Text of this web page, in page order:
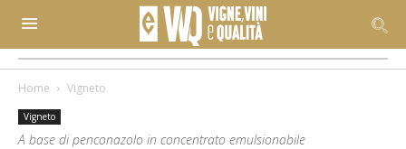
Home Vigneto
Vigneto
A base di penconazolo in concentrato emulsionabile